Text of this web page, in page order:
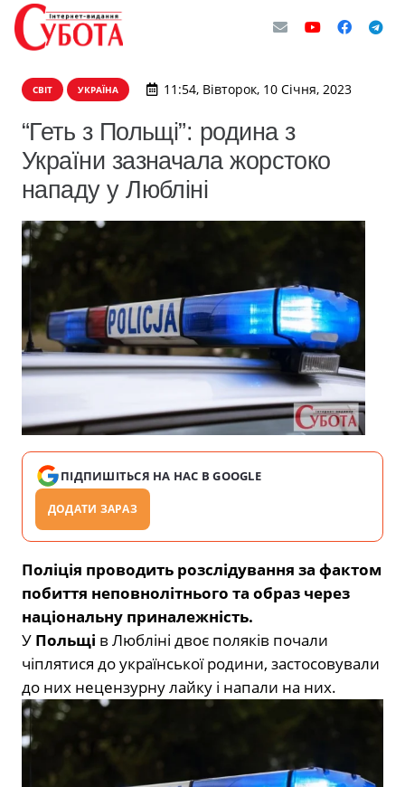
СВІТ УКРАЇНА 11:54, Вівторок, 10 Січня, 2023
“Геть з Польщі”: родина з
України зазначала жорстоко
нападу у Любліні
ПІДПИШІТЬСЯ НА НАС В GOOGLE
ДОДАТИ ЗАРАЗ
Поліція проводить розслідування за фактом
побиття неповнолітнього та образ через
національну приналежність.
У Польщі в Любліні двоє поляків почали
чіплятися до української родини, застосовували
до них нецензурну лайку і напали на них.